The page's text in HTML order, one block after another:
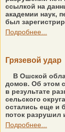
ссылкой на
академии наук,
был
Подробнее...
Грязевой удар
В Ошской
домов. Об этом
в результате
сельского
остались еще и
поток разрушил
Подробнее...